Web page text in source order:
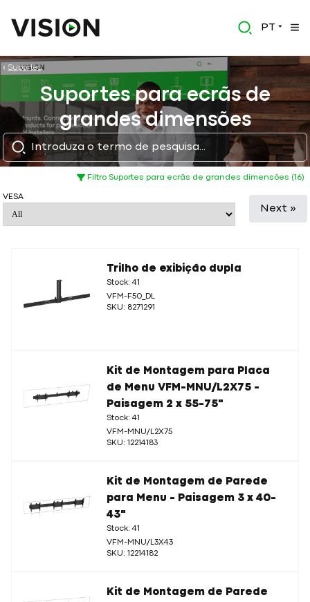
PT
Suportes
Suportes para ecrãs de
grandes dimensões
Filtro Suportes para ecrãs de grandes dimensões (16)
VESA
Next »
Trilho de exibição dupla
Stock: 41
VFM-F50_DL
SKU: 8271291
Kit de Montagem para Placa
de Menu VFM-MNU/L2X75 -
Paisagem 2 x 55-75"
Stock: 41
VFM-MNU/L2X75
SKU: 12214183
Kit de Montagem de Parede
para Menu - Paisagem 3 x 40-
43"
Stock: 41
VFM-MNU/L3X43
SKU: 12214182
Kit de Montagem de Parede